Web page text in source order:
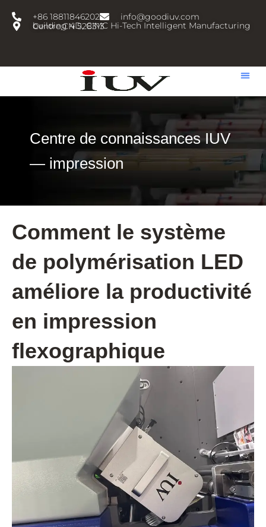
+86 18811846202
info@goodiuv.com
building 4D, CIMC Hi-Tech Intelligent Manufacturing Centre,CN 528313
Centre de connaissances IUV
— impression
Comment le système
de polymérisation LED
améliore la productivité
en impression
flexographique